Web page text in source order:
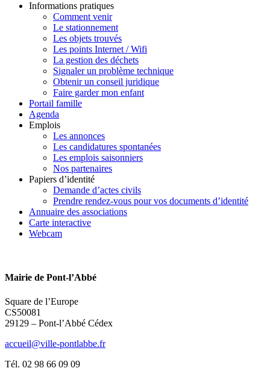
Informations pratiques
Comment venir
Le stationnement
Les objets trouvés
Les points Internet / Wifi
La gestion des déchets
Signaler un problème technique
Obtenir un conseil juridique
Faire garder mon enfant
Portail famille
Agenda
Emplois
Les annonces
Les candidatures spontanées
Les emplois saisonniers
Nos partenaires
Papiers d’identité
Demande d’actes civils
Prendre rendez-vous pour vos documents d’identité
Annuaire des associations
Carte interactive
Webcam
Mairie de Pont-l’Abbé
Square de l’Europe
CS50081
29129 – Pont-l’Abbé Cédex
accueil@ville-pontlabbe.fr
Tél. 02 98 66 09 09